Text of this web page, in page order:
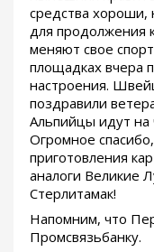
средства хороши,
для продолжения
меняют свое
площадках вчера
настроения.
поздравили
Альпийцы идут на
Огромное
приготовления
аналоги Великие
Стерлитамак!
Напомним, что
Промсвязьбанку.